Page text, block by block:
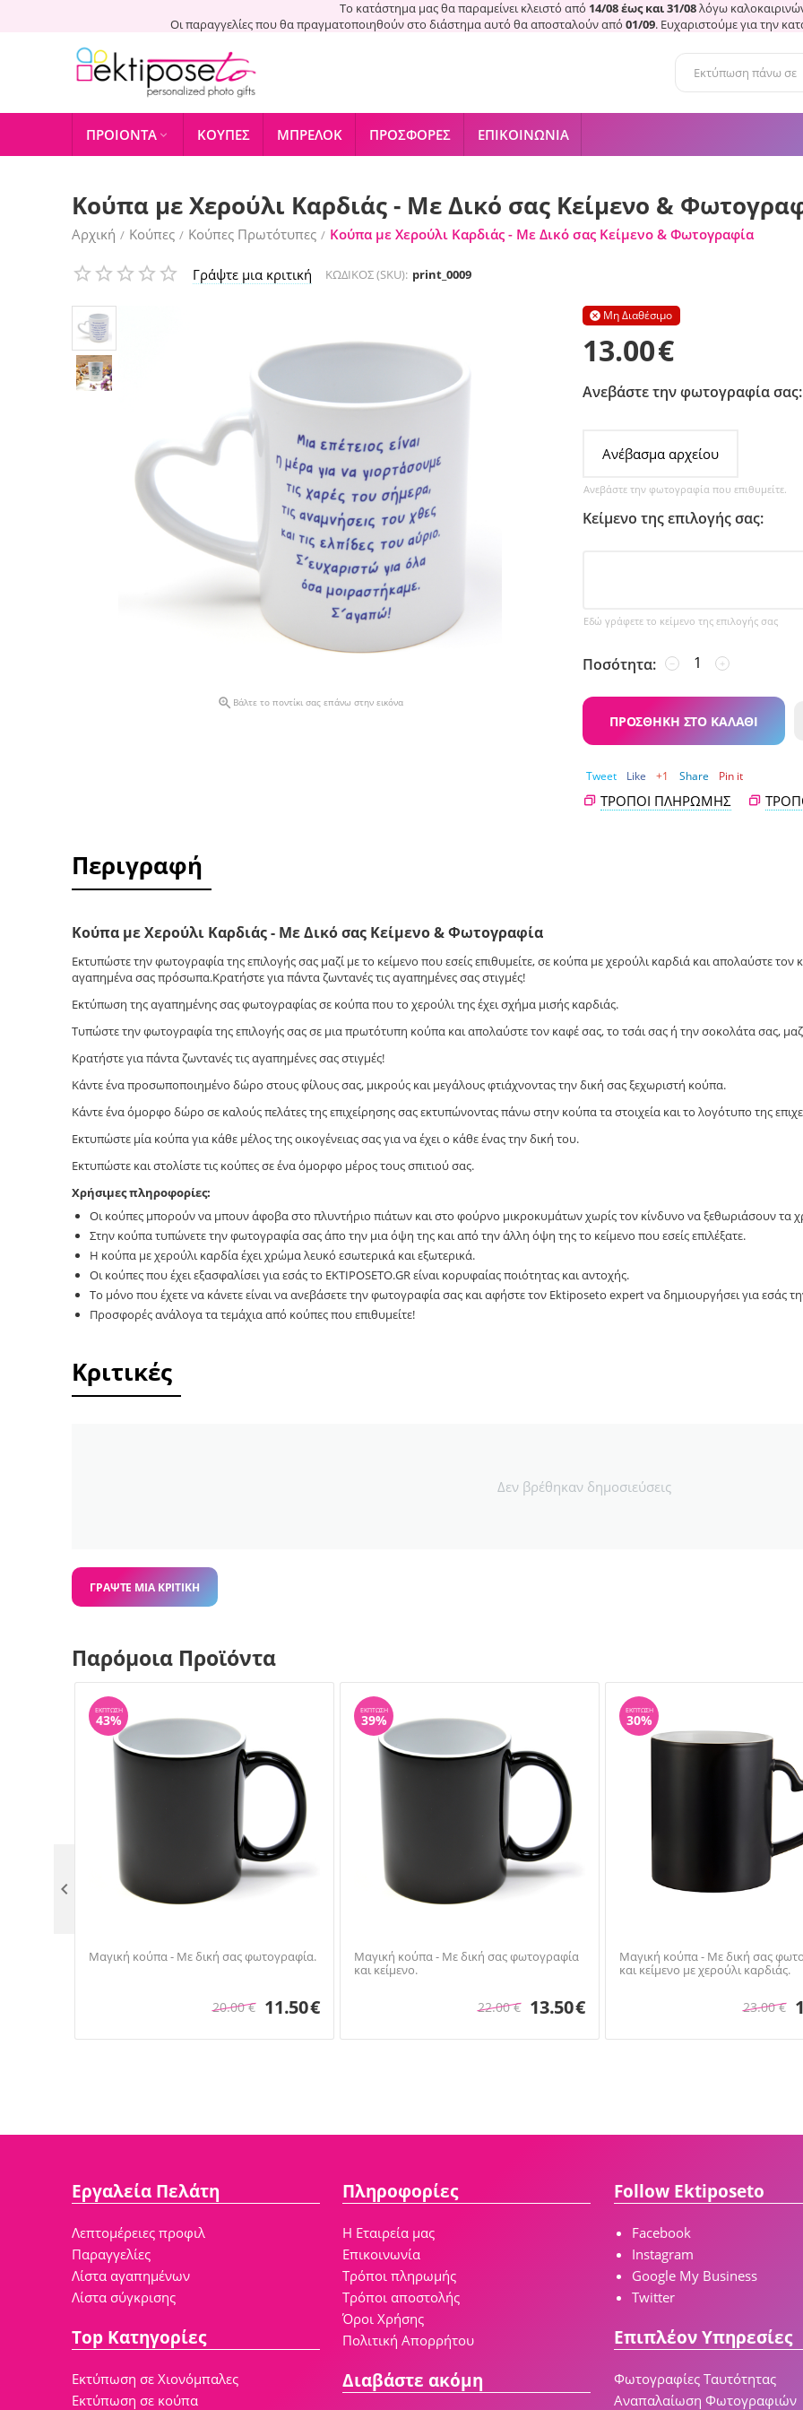
Το κατάστημα μας θα παραμείνει κλειστό από 14/08 έως και 31/08λόγω
Οι παραγγελίες που θα πραγματοποιηθούν στο διάστημα αυτό θα αποσταλούν από 01/09. Ευχαριστούμε για την
ΠΡΟΙΌΝΤΑ  ΚΟΎΠΕΣ ΜΠΡΕΛΌΚ ΠΡΟΣΦΟΡΈΣ ΕΠΙΚΟΙΝΩΝΊΑ
Κούπα με Χερούλι Καρδιάς - Με Δικό σας Κείμενο &
Αρχική / Κούπες / Κούπες Πρωτότυπες / Κούπα με Χερούλι Καρδιάς - Με Δικό σας Κείμενο & Φωτογραφία
Γράψτε μια κριτική ΚΩΔΙΚΟΣ (SKU): print_0009
 Βάλτε το ποντίκι σας επάνω στην εικόνα
Μη Διαθέσιμο

13.00€
Ανεβάστε την φωτογραφία σας:
Ανέβασμα αρχείου
Ανεβάστε την φωτογραφία που επιθυμείτε.
Κείμενο της επιλογής σας:
Εδώ γράφετε το κείμενο της επιλογής σας
Ποσότητα: +
−
ΠΡΟΣΘΉΚΗ ΣΤΟ ΚΑΛΆΘΙ
Tweet Like +1 Share Pin it
ΤΡΌΠΟΙ ΠΛΗΡΩΜΉΣ
Περιγραφή
Κούπα με Χερούλι Καρδιάς - Με Δικό σας Κείμενο & Φωτογραφία
Εκτυπώστε την φωτογραφία της επιλογής σας μαζί με το κείμενο που εσείς επιθυμείτε, σε κούπα με χερούλι καρδιά και απολαύστε
αγαπημένα σας πρόσωπα.Κρατήστε για πάντα ζωντανές τις αγαπημένες σας στιγμές!
Εκτύπωση της αγαπημένης σας φωτογραφίας σε κούπα που το χερούλι της έχει σχήμα μισής καρδιάς.
Tυπώστε την φωτογραφία της επιλογής σας σε μια πρωτότυπη κούπα και απολαύστε τον καφέ σας, το τσάι σας ή την σοκολάτα σας,
Κρατήστε για πάντα ζωντανές τις αγαπημένες σας στιγμές!
Κάντε ένα προσωποποιημένο δώρο στους φίλους σας, μικρούς και μεγάλους φτιάχνοντας την δική σας ξεχωριστή κούπα.
Κάντε ένα όμορφο δώρο σε καλούς πελάτες της επιχείρησης σας εκτυπώνοντας πάνω στην κούπα τα στοιχεία και το λογότυπο της
Εκτυπώστε μία κούπα για κάθε μέλος της οικογένειας σας για να έχει ο κάθε ένας την δική του.
Εκτυπώστε και στολίστε τις κούπες σε ένα όμορφο μέρος τους σπιτιού σας.
Χρήσιμες πληροφορίες:
Οι κούπες μπορούν να μπουν άφοβα στο πλυντήριο πιάτων και στο φούρνο μικροκυμάτων χωρίς τον κίνδυνο να ξεθωριάσουν τα
Στην κούπα τυπώνετε την φωτογραφία σας άπο την μια όψη της και από την άλλη όψη της το κείμενο που εσείς επιλέξατε.
Η κούπα με χερούλι καρδία έχει χρώμα λευκό εσωτερικά και εξωτερικά.
Οι κούπες που έχει εξασφαλίσει για εσάς το EKTIPOSETO.GR είναι κορυφαίας ποιότητας και αντοχής.
Το μόνο που έχετε να κάνετε είναι να ανεβάσετε την φωτογραφία σας και αφήστε τον Ektiposeto expert να δημιουργήσει για εσάς
Προσφορές ανάλογα τα τεμάχια από κούπες που επιθυμείτε!
Κριτικές
Δεν βρέθηκαν δημοσιεύσεις
ΓΡΆΨΤΕ ΜΙΑ ΚΡΙΤΙΚΉ
Παρόμοια Προϊόντα
ΈΚΠΤΩΣΗ
43%
Μαγική κούπα - Με δική σας φωτογραφία.
20.00 € 11.50€
ΈΚΠΤΩΣΗ
39%
Μαγική κούπα - Με δική σας φωτογραφία
και κείμενο.
22.00 € 13.50€
ΈΚΠΤΩΣΗ
30%
Μαγική κούπα - Με δική σας
και κείμενο με χερούλι καρδιάς.
23.00 €

Εργαλεία Πελάτη
Λεπτομέρειες προφιλ
Παραγγελίες
Λίστα αγαπημένων
Λίστα σύγκρισης
Top Κατηγορίες
Εκτύπωση σε Χιονόμπαλες
Εκτύπωση σε κούπα
Πληροφορίες
Η Εταιρεία μας
Επικοινωνία
Τρόποι πληρωμής
Τρόποι αποστολής
Όροι Χρήσης
Πολιτική Απορρήτου
Διαβάστε ακόμη
Follow Ektiposeto
Facebook
Instagram
Google My Business
Twitter
Επιπλέον Υπηρεσίες
Φωτογραφίες Ταυτότητας
Αναπαλαίωση Φωτογραφιών